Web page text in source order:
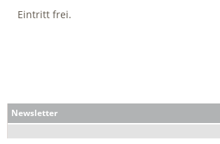
Eintritt frei.
Newsletter